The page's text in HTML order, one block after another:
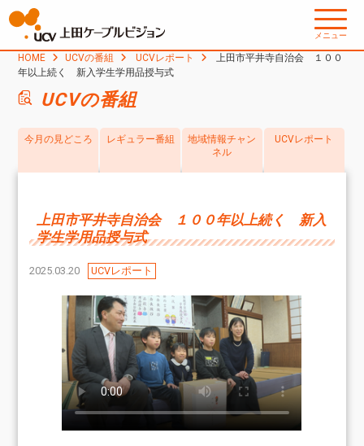
メニュー
HOME UCVの番組 UCVレポート
上田市平井寺自治会 １００
年以上続く 新入学生学用品授与式
UCVの番組
今月の見どころ レギュラー番組
地域情報チャン
ネル
UCVレポート
上田市平井寺自治会 １００年以上続く 新入
学生学用品授与式
2025.03.20 UCVレポート